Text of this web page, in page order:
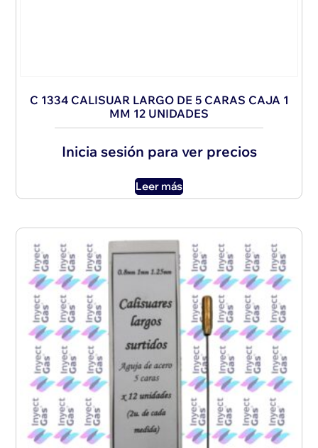
C 1334 CALISUAR LARGO DE 5 CARAS CAJA 1
MM 12 UNIDADES
Inicia sesión para ver precios
Leer más